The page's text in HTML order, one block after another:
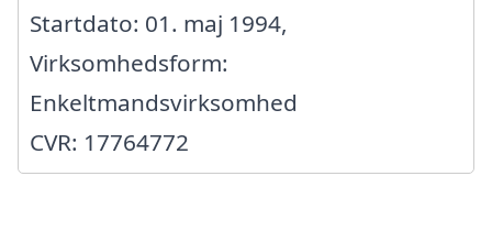
Startdato: 01. maj 1994,
Virksomhedsform:
Enkeltmandsvirksomhed
CVR: 17764772